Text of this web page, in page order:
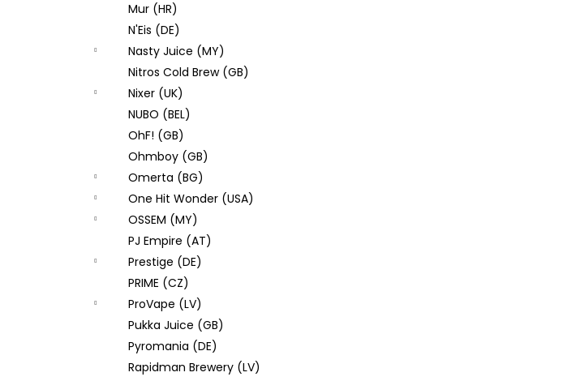
Mur (HR)
N'Eis (DE)
Nasty Juice (MY)
Nitros Cold Brew (GB)
Nixer (UK)
NUBO (BEL)
OhF! (GB)
Ohmboy (GB)
Omerta (BG)
One Hit Wonder (USA)
OSSEM (MY)
PJ Empire (AT)
Prestige (DE)
PRIME (CZ)
ProVape (LV)
Pukka Juice (GB)
Pyromania (DE)
Rapidman Brewery (LV)